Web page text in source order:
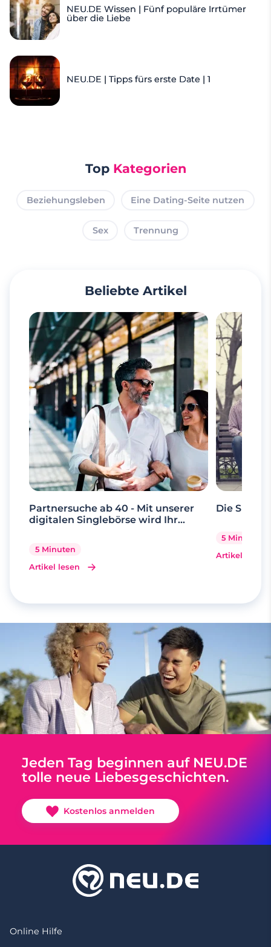
NEU.DE Wissen | Fünf populäre Irrtümer
über die Liebe
NEU.DE | Tipps fürs erste Date | 1
Top Kategorien
Beziehungsleben Eine Dating-Seite nutzen
Sex Trennung
Beliebte Artikel
Partnersuche ab 40 - Mit unserer
digitalen Singlebörse wird Ihr
5 Minuten
Artikel lesen
Die Suche
5 Minuten
Artikel lesen
Jeden Tag beginnen auf NEU.DE
tolle neue Liebesgeschichten.
Kostenlos anmelden
Online Hilfe